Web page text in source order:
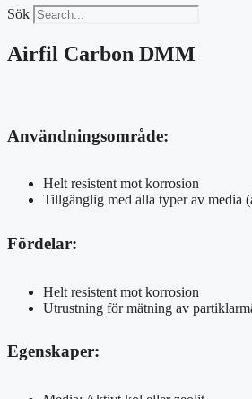
Sök
Airfil Carbon DMM
Användningsområde:
Helt resistent mot korrosion
Tillgänglig med alla typer av media
Fördelar:
Helt resistent mot korrosion
Utrustning för mätning av
Egenskaper: